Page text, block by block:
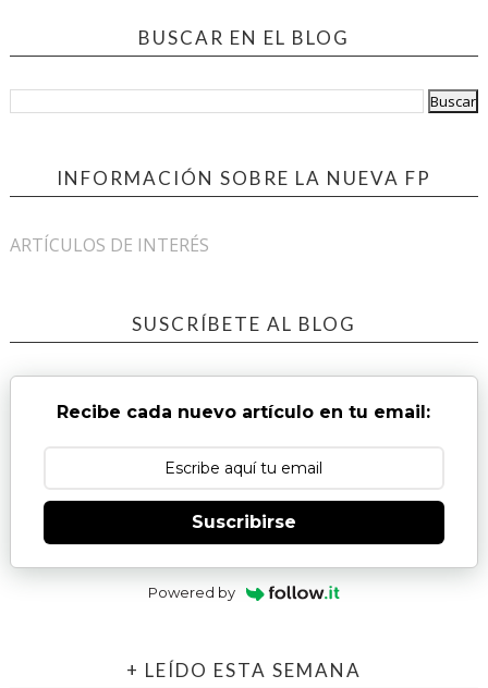
BUSCAR EN EL BLOG
INFORMACIÓN SOBRE LA NUEVA FP
ARTÍCULOS DE INTERÉS
SUSCRÍBETE AL BLOG
Recibe cada nuevo artículo en tu email:
Suscribirse
Powered by
+ LEÍDO ESTA SEMANA